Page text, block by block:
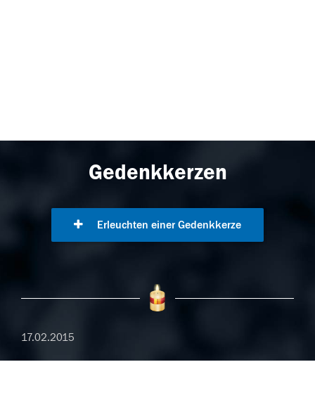
Gedenkkerzen
Erleuchten einer Gedenkkerze
17.02.2015